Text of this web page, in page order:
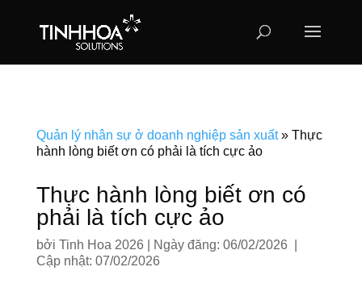
Quản lý nhân sự ở doanh nghiệp sản xuất» Thực
hành lòng biết ơn có phải là tích cực ảo
Thực hành lòng biết ơn có
phải là tích cực ảo
bởi Tinh Hoa 2026
Ngày đăng: 06/02/2026 |
Cập nhật: 07/02/2026